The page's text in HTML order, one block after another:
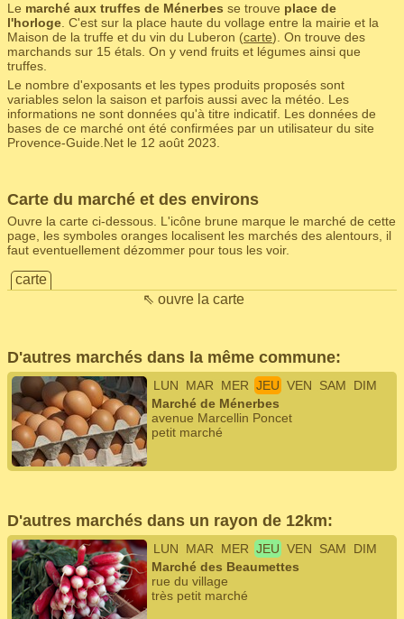
Le marché aux truffes de Ménerbes se trouve place de
l'horloge . C'est sur la place haute du vollage entre la mairie et la
Maison de la truffe et du vin du Luberon (carte). On trouve des
marchands sur 15 étals. On y vend fruits et légumes ainsi que
truffes.
Le nombre d'exposants et les types produits proposés sont
variables selon la saison et parfois aussi avec la météo. Les
informations ne sont données qu'à titre indicatif. Les données de
bases de ce marché ont été confirmées par un utilisateur du site
Provence-Guide.Net le 12 août 2023.
Carte du marché et des environs
Ouvre la carte ci-dessous. L'icône brune marque le marché de cette
page, les symboles oranges localisent les marchés des alentours, il
faut eventuellement dézommer pour tous les voir.
carte
⇖ ouvre la carte
D'autres marchés dans la même commune:
LUN MAR MER JEU VEN SAM
DIM
Marché de Ménerbes
avenue Marcellin Poncet
petit marché
D'autres marchés dans un rayon de 12km:
LUN MAR MER JEU VEN SAM
DIM
Marché des Beaumettes
rue du village
très petit marché